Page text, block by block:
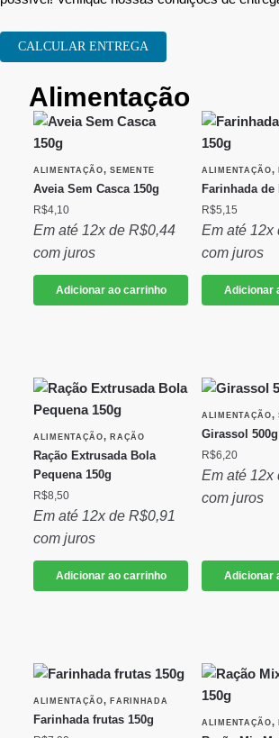
CALCULAR ENTREGA
Alimentação
ALIMENTAÇÃO,SEMENTE
Aveia Sem Casca 150g
R$4,10
Em até 12x de R$0,44
com juros
Adicionar ao carrinho
ALIMENTAÇÃO,
Farinhada de
R$5,15
Em até 12x
com juros
Adicionar
ALIMENTAÇÃO,RAÇÃO
Ração Extrusada Bola
Pequena 150g
R$8,50
Em até 12x de R$0,91
com juros
Adicionar ao carrinho
ALIMENTAÇÃO,
Girassol 500g
R$6,20
Em até 12x
com juros
Adicionar
ALIMENTAÇÃO,FARINHADA
Farinhada frutas 150g ALIMENTAÇÃO,